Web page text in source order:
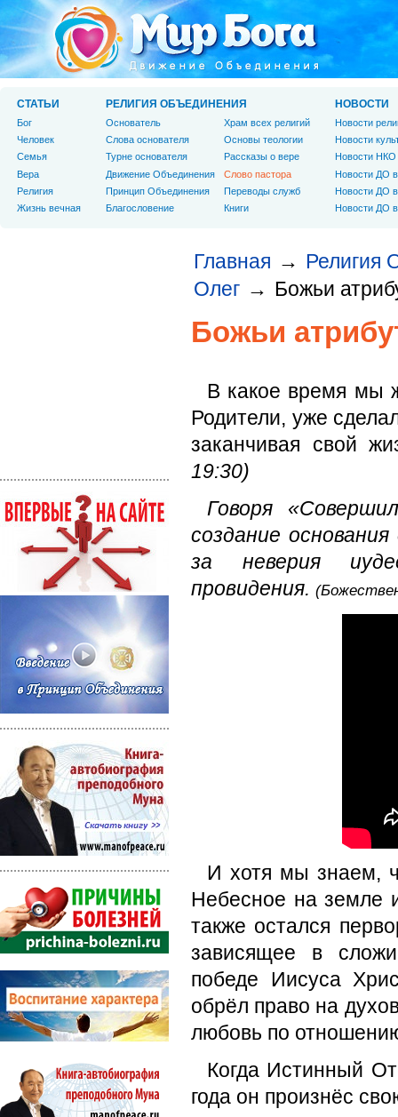
Главная → Религия
Олег → Божьи
Божьи
В какое время мы
Родители, уже
заканчивая свой
19:30)
Говоря
создание
за неверия
провидения.
И хотя мы знаем,
Небесное на земле
также остался
зависящее в
победе Иисуса
обрёл право на
любовь по
Когда Истинный
года он произнёс
СТАТЬИ
Бог
Человек
Cемья
Вера
Религия
Жизнь вечная
РЕЛИГИЯ ОБЪЕДИНЕНИЯ
Основатель
Слова основателя
Турне основателя
Движение Объединения
Принцип Объединения
Благословение
Храм всех религий
Основы теологии
Рассказы о вере
Слово пастора
Переводы служб
Книги
НОВОСТИ
Новости
Новости
Новости НКО
Новости ДО
Новости ДО
Новости ДО